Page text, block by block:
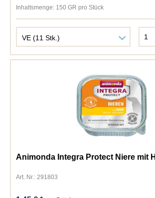
Inhaltsmenge: 150 GR pro Stück
Animonda Integra Protect Niere mit
Art. Nr.: 291803